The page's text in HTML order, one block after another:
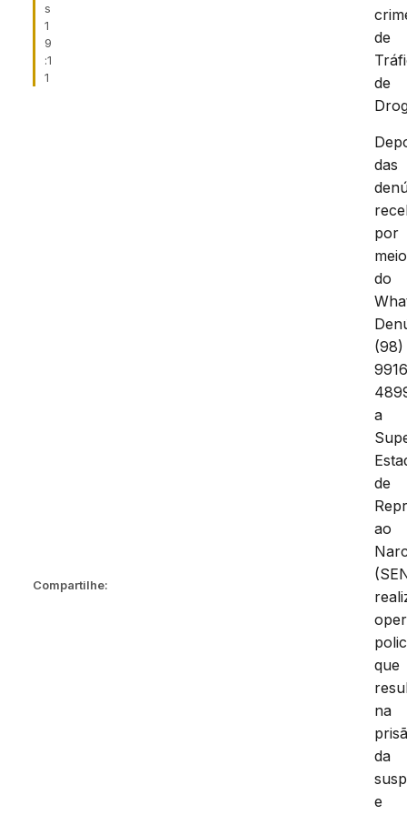
s
1
9
:1
1
Compartilhe:
de
de
das
por
meio
do
(98)
a
de
ao
que
na
da
e